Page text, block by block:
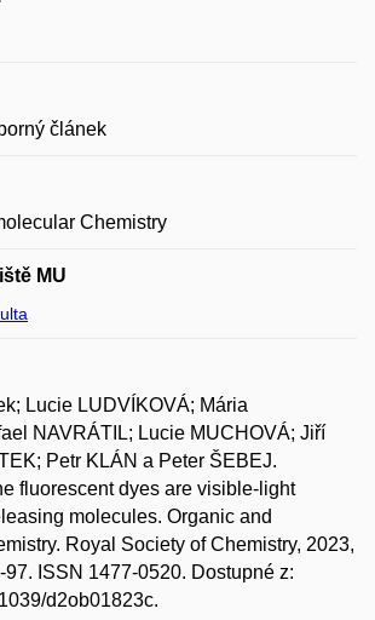
článek
Chemistry
MU
Lucie LUDVÍKOVÁ; Mária
NAVRÁTIL; Lucie MUCHOVÁ; Jiří
Petr KLÁN a Peter ŠEBEJ.
fluorescent dyes are visible-light
molecules. Organic and
Royal Society of Chemistry, 2023,
97. ISSN 1477-0520. Dostupné z:
d2ob01823c.